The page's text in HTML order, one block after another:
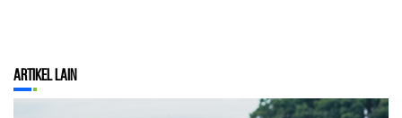
Artikel Lain